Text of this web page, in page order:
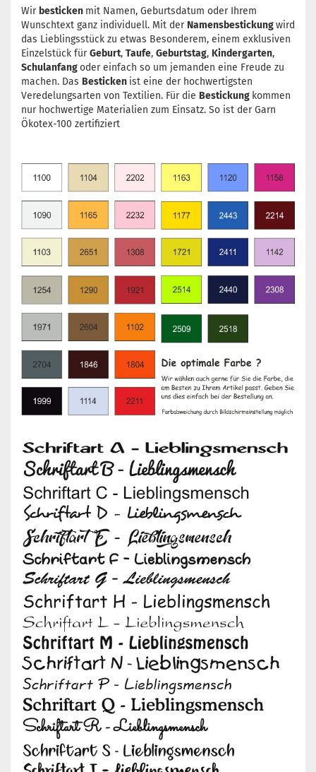
Wir besticken mit Namen, Geburtsdatum oder Ihrem
Wunschtext ganz individuell. Mit der Namensbestickungwird
das Lieblingsstück zu etwas Besonderem, einem exklusiven
Einzelstück fürGeburt, Taufe, Geburtstag, Kindergarten,
Schulanfangoder einfach so um jemanden eine Freude zu
machen. Das Besticken ist eine der hochwertigsten
Veredelungsarten von Textilien. Für die Bestickung kommen
nur hochwertige Materialien zum Einsatz. So ist der Garn
Ökotex-100 zertifiziert